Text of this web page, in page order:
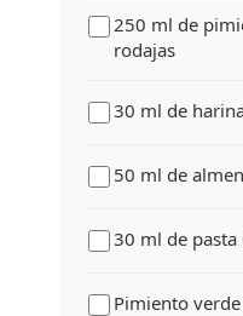
250 ml de
rodajas
30 ml de
50 ml de
30 ml de
Pimiento